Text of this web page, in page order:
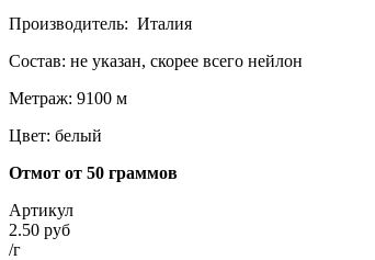
Производитель: Италия
Состав: не указан, скорее всего нейлон
Метраж: 9100 м
Цвет: белый
Отмот от 50 граммов
Артикул
2.50 руб
/г